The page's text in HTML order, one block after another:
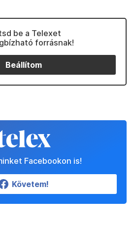
be a Telexet
forrásnak!
Beállítom
Facebookon is!
Követem!